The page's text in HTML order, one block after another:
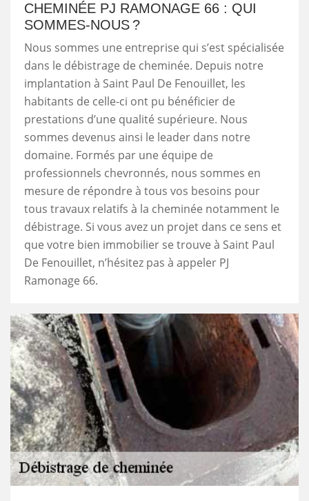
CHEMINÉE PJ RAMONAGE 66 : QUI
SOMMES-NOUS ?
Nous sommes une entreprise qui s’est spécialisée
dans le débistrage de cheminée. Depuis notre
implantation à Saint Paul De Fenouillet, les
habitants de celle-ci ont pu bénéficier de
prestations d’une qualité supérieure. Nous
sommes devenus ainsi le leader dans notre
domaine. Formés par une équipe de
professionnels chevronnés, nous sommes en
mesure de répondre à tous vos besoins pour
tous travaux relatifs à la cheminée notamment le
débistrage. Si vous avez un projet dans ce sens et
que votre bien immobilier se trouve à Saint Paul
De Fenouillet, n’hésitez pas à appeler PJ
Ramonage 66.